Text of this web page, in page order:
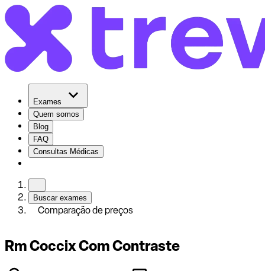
Exames
Quem somos
Blog
FAQ
Consultas Médicas
Buscar exames
Comparação de preços
Rm Coccix Com Contraste